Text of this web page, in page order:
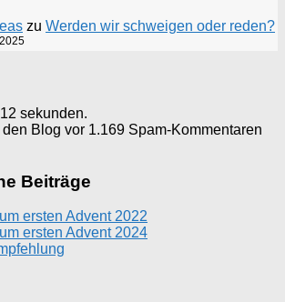
zu Werden wir schweigen oder reden?
sekunden.
den Blog vor 1.169 Spam-Kommentaren
Beiträge
ersten Advent 2022
ersten Advent 2024